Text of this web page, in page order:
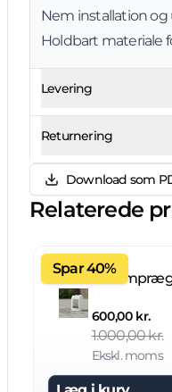
Nem installation
Holdbart materiale
Levering
Returnering
Download som
Relaterede
Spar 40%
600,00 kr.
1.000,00 kr.
Ekskl. moms